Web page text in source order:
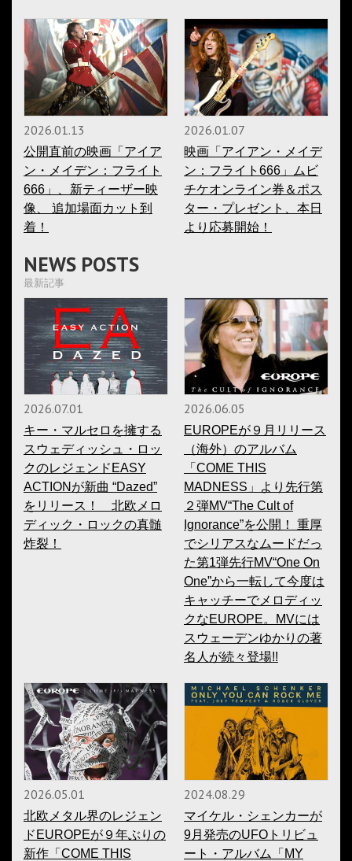
2026.01.13
公開直前の映画「アイア
ン・メイデン：フライト
666」、新ティーザー映
像、 追加場面カット到
着！
2026.01.07
映画「アイアン・メイデ
ン：フライト666」ムビ
チケオンライン券＆ポス
ター・プレゼント、本日
より応募開始！
NEWS POSTS
最新記事
2026.07.01
キー・マルセロを擁する
スウェディッシュ・ロッ
クのレジェンドEASY
ACTIONが新曲 “Dazed”
をリリース！ 北欧メロ
ディック・ロックの真髄
炸裂！
2026.06.05
EUROPEが９月リリース
（海外）のアルバム
「COME THIS
MADNESS」より先行第
２弾MV“The Cult of
Ignorance”を公開！ 重厚
でシリアスなムードだっ
た第1弾先行MV“One On
One”から一転して今度は
キャッチーでメロディッ
クなEUROPE。MVには
スウェーデンゆかりの著
名人が続々登場!!
2026.05.01
北欧メタル界のレジェン
ドEUROPEが９年ぶりの
新作「COME THIS
2024.08.29
マイケル・シェンカーが
9月発売のUFOトリビュ
ート・アルバム「MY